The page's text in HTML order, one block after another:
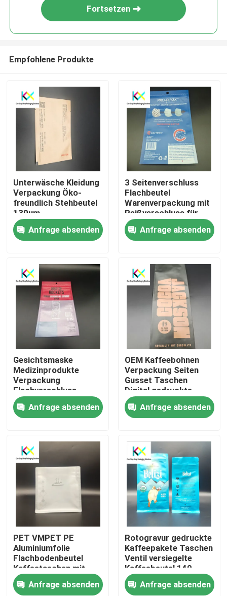
Zu Hause
Produkte
Videos
Über uns
Qualitätskontrolle
Kontakt mit uns
Bitte um ein Angebot
Kunststoffbeutel
Kompostierbare Verpackungsbeutel
Fortsetzen
Empfohlene Produkte
Unterwäsche Kleidung
Verpackung Öko-
freundlich Stehbeutel
130um
Anfrage absenden
3 Seitenverschluss
Flachbeutel
Warenverpackung mit
Reißverschluss für
Plastikbecher
Anfrage absenden
Gesichtsmaske
Medizinprodukte
Verpackung
Flachverschluss
Medizinprodukte
Taschen mit klarem
Fenster OEM
Anfrage absenden
OEM Kaffeebohnen
Verpackung Seiten
Gusset Taschen
Digital gedruckte
Kaffeetaschen mit
VentilAnfrage absenden
PET VMPET PE
Aluminiumfolie
Flachbodenbeutel
Kaffeetaschen mit
Ventil
Anfrage absenden
Rotogravur gedruckte
Kaffeepakete Taschen
Ventil versiegelte
Kaffeebeutel 140-
150um
Anfrage absenden